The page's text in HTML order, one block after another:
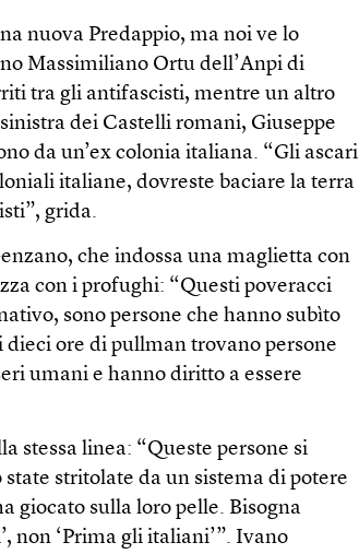
nuova Predappio, ma noi ve lo
Massimiliano Ortu dell’Anpi di
tra gli antifascisti, mentre un altro
dei Castelli romani, Giuseppe
da un’ex colonia italiana. “Gli ascari
italiane, dovreste baciare la terra
grida.
che indossa una maglietta con
con i profughi: “Questi poveracci
sono persone che hanno subìto
ore di pullman trovano persone
umani e hanno diritto a essere
stessa linea: “Queste persone si
stritolate da un sistema di potere
giocato sulla loro pelle. Bisogna
non ‘Prima gli italiani’”. Ivano